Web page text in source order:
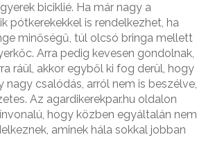
biciklié. Ha már nagy a
pótkerekekkel is rendelkezhet, ha
minőségű, túl olcsó bringa mellett
Arra pedig kevesen gondolnak,
ráül, akkor egyből ki fog derül, hogy
nagy csalódás, arról nem is beszélve,
Az agardikerekpar.hu oldalon
hogy közben egyáltalán nem
aminek hála sokkal jobban